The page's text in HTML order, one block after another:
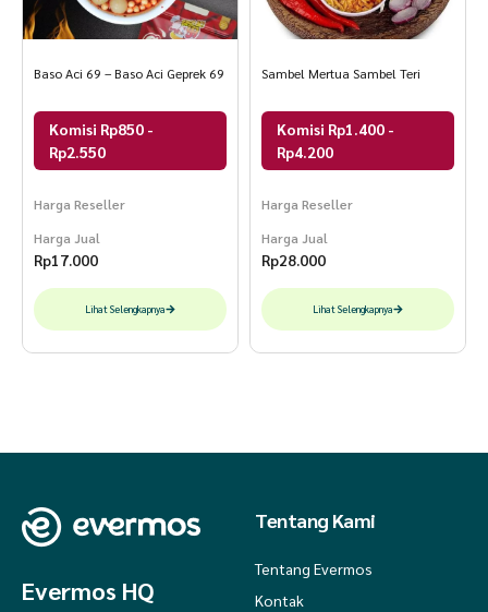
Baso Aci 69 – Baso Aci Geprek 69
Komisi Rp850 -
Rp2.550
Harga Reseller
Harga Jual
Rp17.000
Lihat Selengkapnya
Sambel Mertua Sambel Teri
Komisi Rp1.400 -
Rp4.200
Harga Reseller
Harga Jual
Rp28.000
Lihat Selengkapnya
Evermos HQ
Tentang Kami
Tentang Evermos
Kontak